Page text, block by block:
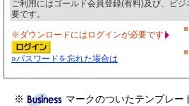
ご利用にはゴールド会員登録(有料)及び、ビ
要です。
※ダウンロードにはログインが必要です
»パスワードを忘れた場合は
■
■
※
マークのついたテンプレー